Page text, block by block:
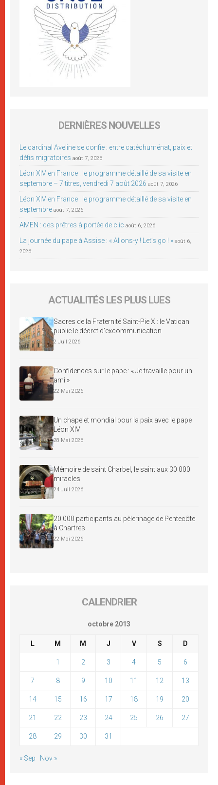
DERNIÈRES NOUVELLES
Le cardinal Aveline se confie : entre catéchuménat, paix et
défis migratoires août 7, 2026
Léon XIV en France : le programme détaillé de sa visite en
septembre – 7 titres, vendredi 7 août 2026 août 7, 2026
Léon XIV en France : le programme détaillé de sa visite en
septembre août 7, 2026
AMEN : des prêtres à portée de clic août 6, 2026
La journée du pape à Assise : « Allons-y ! Let’s go ! » août 6,
2026
ACTUALITÉS LES PLUS LUES
Sacres de la Fraternité Saint-Pie X : le Vatican
publie le décret d’excommunication
2 Juil 2026
Confidences sur le pape : « Je travaille pour un
ami »
22 Mai 2026
Un chapelet mondial pour la paix avec le pape
Léon XIV
28 Mai 2026
Mémoire de saint Charbel, le saint aux 30 000
miracles
24 Juil 2026
20 000 participants au pèlerinage de Pentecôte
à Chartres
22 Mai 2026
CALENDRIER
octobre 2013
L M M J V S D
1 2 3 4 5 6
7 8 9 10 11 12 13
14 15 16 17 18 19 20
21 22 23 24 25 26 27
28 29 30 31
« Sep Nov »